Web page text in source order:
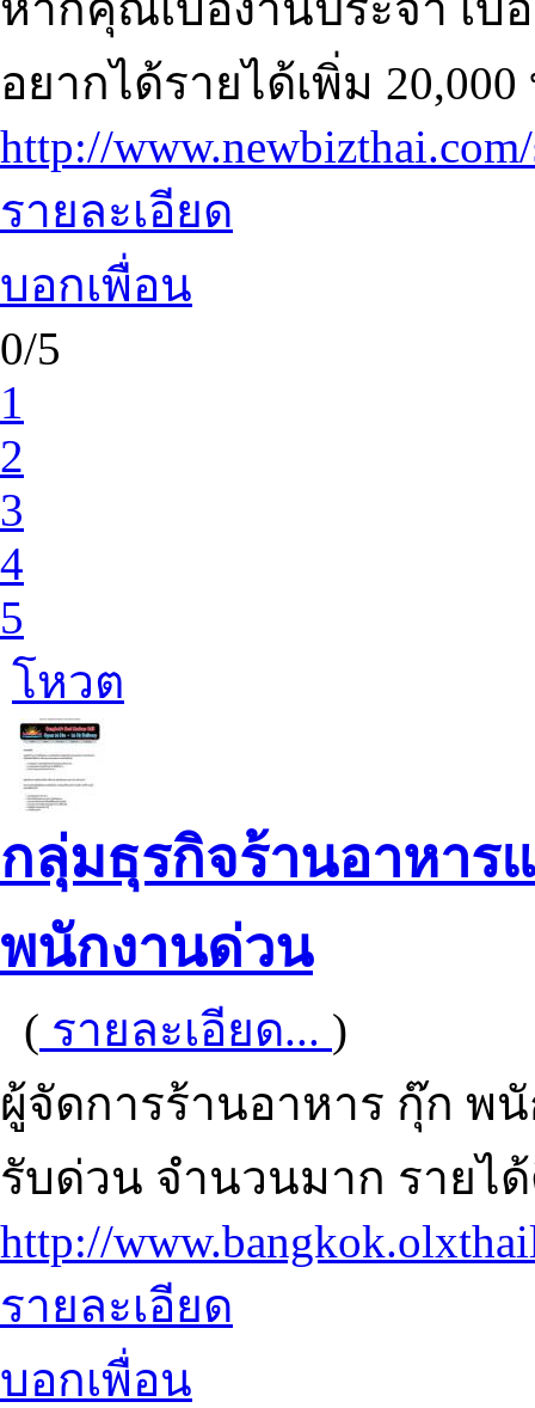
อยากได้รายได้เพิ่ม
http://
รายละเอียด
บอกเพื่อน
0/5
1
2
3
4
5
โหวต
กลุ่มธุรกิจร้านอาหาร
พนักงานด่วน
( รายละเอียด... )
ผู้จัดการร้านอาหาร กุ๊ก พ
รับด่วน จำนวนมาก รายไ
http://
รายละเอียด
บอกเพื่อน